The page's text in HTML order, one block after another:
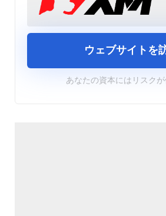
ウェブサイトを
あなたの資本にはリスク